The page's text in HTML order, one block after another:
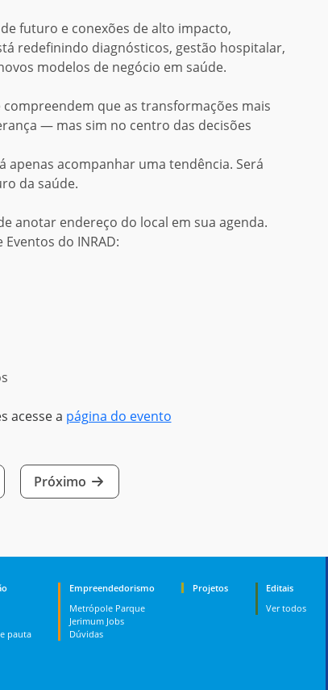
futuro e conexões de alto impacto,
redefinindo diagnósticos, gestão hospitalar,
modelos de negócio em saúde.
que as transformações mais
— mas sim no centro das decisões
apenas acompanhar uma tendência. Será
da saúde.
anotar endereço do local em sua agenda.
do INRAD:
acesse a página do evento
Próximo
pauta
Empreendedorismo
Metrópole Parque
Jerimum Jobs
Dúvidas
Projetos
Editais
Ver todos